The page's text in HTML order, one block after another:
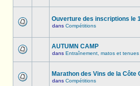
Ouverture des inscriptions le
dans Compétitions
AUTUMN CAMP
dans Entraînement, matos et tenues
Marathon des Vins de la Côte
dans Compétitions